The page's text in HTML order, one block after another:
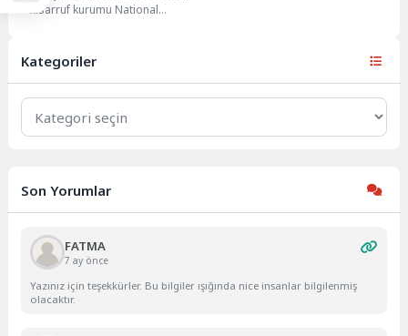
tasarruf kurumu National
yönetiminde...
Kategoriler
Kategoriler
Son Yorumlar
FATMA
7 ay önce
Yazınız için teşekkürler. Bu bilgiler ışığında nice insanlar bilgilenmiş
olacaktır.